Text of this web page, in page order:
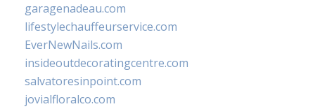
garagenadeau.com
lifestylechauffeurservice.com
EverNewNails.com
insideoutdecoratingcentre.com
salvatoresinpoint.com
jovialfloralco.com